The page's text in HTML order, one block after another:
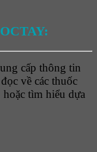
cấp thông tin
về các thuốc
tìm hiểu dựa